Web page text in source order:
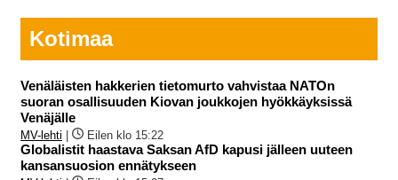
Kotimaa
Venäläisten hakkerien tietomurto vahvistaa NATOn
suoran osallisuuden Kiovan joukkojen hyökkäyksissä
Venäjälle
MV-lehti | Eilen klo 15:22
Globalistit haastava Saksan AfD kapusi jälleen uuteen
kansansuosion ennätykseen